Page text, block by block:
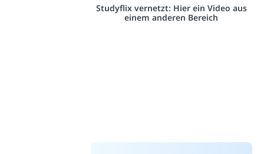
Studyflix vernetzt: Hier ein Video aus
einem anderen Bereich